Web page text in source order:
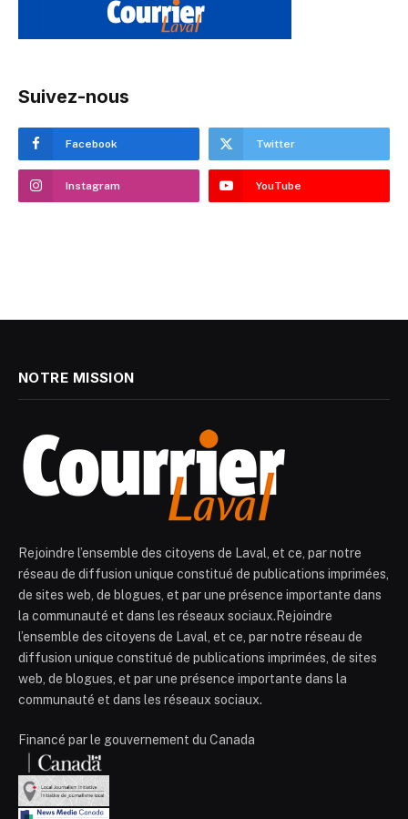
Suivez-nous
Facebook Twitter
Instagram YouTube
NOTRE MISSION
Rejoindre l’ensemble des citoyens de Laval, et ce, par notre
réseau de diffusion unique constitué de publications imprimées,
de sites web, de blogues, et par une présence importante dans
la communauté et dans les réseaux sociaux.Rejoindre
l’ensemble des citoyens de Laval, et ce, par notre réseau de
diffusion unique constitué de publications imprimées, de sites
web, de blogues, et par une présence importante dans la
communauté et dans les réseaux sociaux.
Financé par le gouvernement du Canada